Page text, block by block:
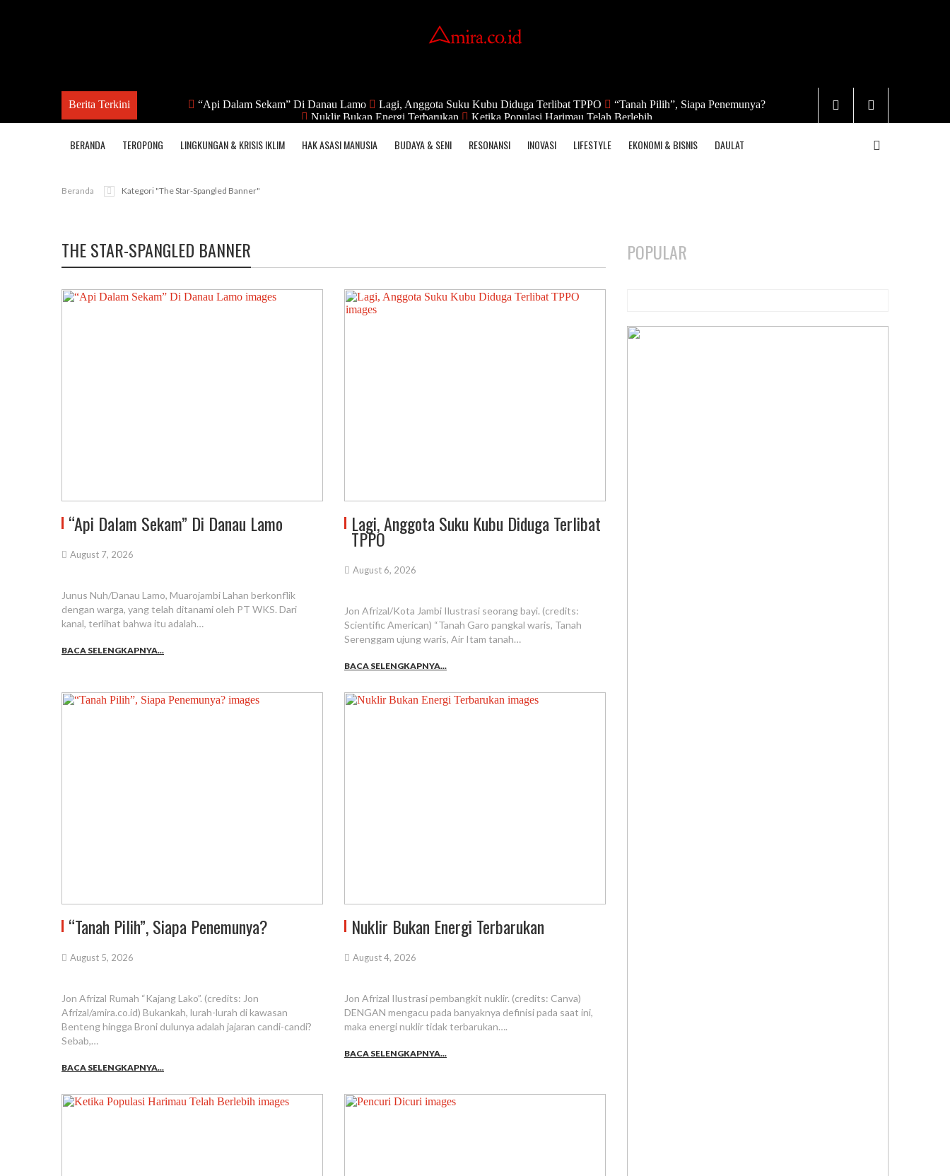
Berita Terkini “Api Dalam Sekam” Di Danau Lamo Lagi, Anggota Suku Kubu Diduga Terlibat TPPO
“Tanah Pilih”, Siapa Penemunya?
Nuklir Bukan Energi Terbarukan
Ketika Populasi Harimau Telah Berlebih
BERANDA TEROPONG LINGKUNGAN & KRISIS IKLIM HAK ASASI MANUSIA BUDAYA & SENI RESONANSI INOVASI LIFESTYLE EKONOMI & BISNIS DAULAT
Beranda Kategori "The Star-Spangled Banner"
THE STAR-SPANGLED BANNER
“Api Dalam Sekam” Di Danau Lamo
August 7, 2026
Junus Nuh/Danau Lamo, Muarojambi Lahan berkonflik
dengan warga, yang telah ditanami oleh PT WKS. Dari
kanal, terlihat bahwa itu adalah…
BACA SELENGKAPNYA...
Lagi, Anggota Suku Kubu Diduga Terlibat
TPPO
August 6, 2026
Jon Afrizal/Kota Jambi Ilustrasi seorang bayi. (credits:
Scientific American) “Tanah Garo pangkal waris, Tanah
Serenggam ujung waris, Air Itam tanah…
BACA SELENGKAPNYA...
“Tanah Pilih”, Siapa Penemunya?
August 5, 2026
Jon Afrizal Rumah “Kajang Lako”. (credits: Jon
Afrizal/amira.co.id) Bukankah, lurah-lurah di kawasan
Benteng hingga Broni dulunya adalah jajaran candi-candi?
Sebab,…
BACA SELENGKAPNYA...
Nuklir Bukan Energi Terbarukan
August 4, 2026
Jon Afrizal Ilustrasi pembangkit nuklir. (credits: Canva)
DENGAN mengacu pada banyaknya definisi pada saat ini,
maka energi nuklir tidak terbarukan….
BACA SELENGKAPNYA...
POPULAR